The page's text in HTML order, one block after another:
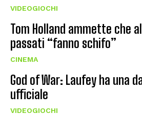
VIDEOGIOCHI
Tom Holland ammette che
passati “fanno schifo”
CINEMA
God of War: Laufey ha una
ufficiale
VIDEOGIOCHI